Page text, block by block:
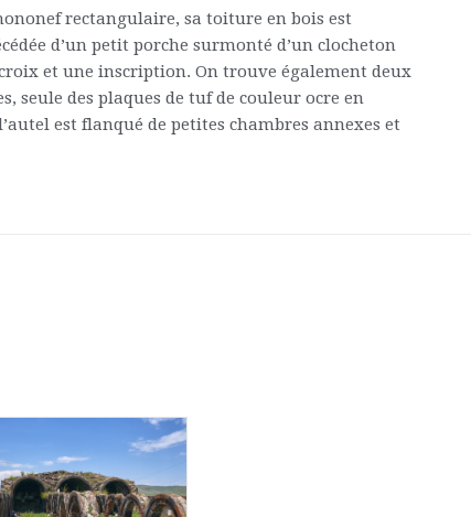
rectangulaire, sa toiture en bois est
d’un petit porche surmonté d’un clocheton
et une inscription. On trouve également deux
seule des plaques de tuf de couleur ocre en
est flanqué de petites chambres annexes et